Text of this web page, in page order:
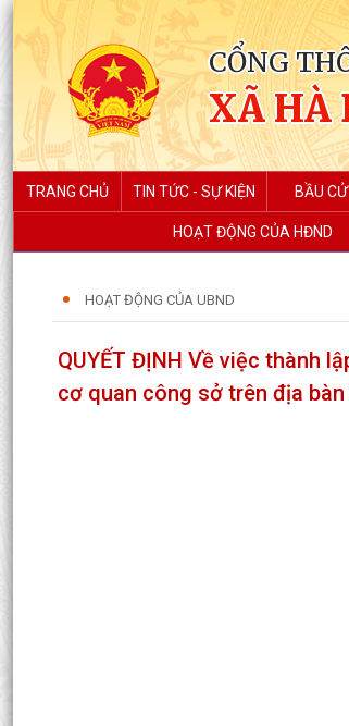
CỔNG
XÃ HÀ
TRANG CHỦ TIN TỨC - SỰ KIỆN BẦU CỬ
HOẠT ĐỘNG CỦA HĐND
HOẠT ĐỘNG CỦA UBND
QUYẾT ĐỊNH Về việc thành
cơ quan công sở trên địa